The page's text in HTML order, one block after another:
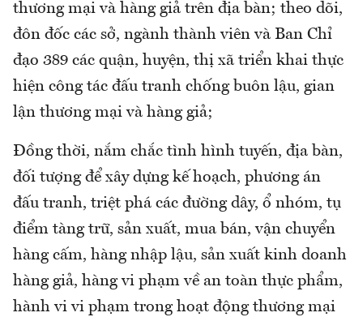
thương mại và hàng giả trên địa bàn; theo dõi,
đôn đốc các sở, ngành thành viên và Ban Chỉ
đạo 389 các quận, huyện, thị xã triển khai thực
hiện công tác đấu tranh chống buôn lậu, gian
lận thương mại và hàng giả;
Đồng thời, nắm chắc tình hình tuyến, địa bàn,
đối tượng để xây dựng kế hoạch, phương án
đấu tranh, triệt phá các đường dây, ổ nhóm, tụ
điểm tàng trữ, sản xuất, mua bán, vận chuyển
hàng cấm, hàng nhập lậu, sản xuất kinh doanh
hàng giả, hàng vi phạm về an toàn thực phẩm,
hành vi vi phạm trong hoạt động thương mại